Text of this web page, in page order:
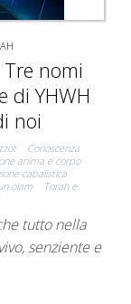
nomi
di YHWH
noi
Conoscenza
anima e corpo
cabalistica
olam
Torah e
tutto nella
senziente e